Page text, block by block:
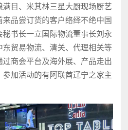
目、米其林三星大厨现场厨艺
品尝订货的客户络绎不绝中国
书长一立国际物流董事长刘永
贸易物流、清关、代理相关等
商会平台及海外展、产品走出
加活动的有阿联酋辽宁之家主